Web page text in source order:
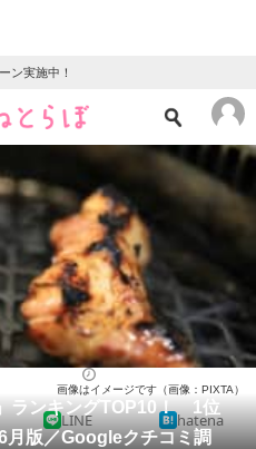
ン実施中！
ニュース
クイズ
地域
教育・育児
リサーチ
ランキングTOP10！ 1位
月版／Googleクチコミ調
画像はイメージです（画像：PIXTA）
LINE hatena